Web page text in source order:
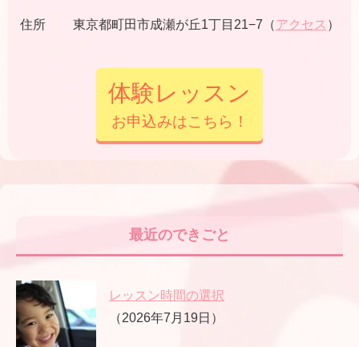
住所 東京都町田市成瀬が丘1丁目21−7（アクセス ）
体験レッスン
お申込みはこちら！
最近のできごと
レッスン時間の選択
（2026年7月19日）